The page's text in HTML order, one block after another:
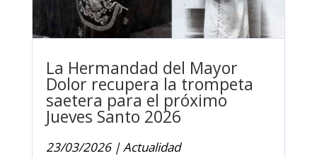
La Hermandad del Mayor
Dolor recupera la trompeta
saetera para el próximo
Jueves Santo 2026
23/03/2026|Actualidad